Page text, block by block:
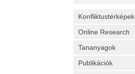
Konfliktustérképek
Online Research
Tananyagok
Publikációk